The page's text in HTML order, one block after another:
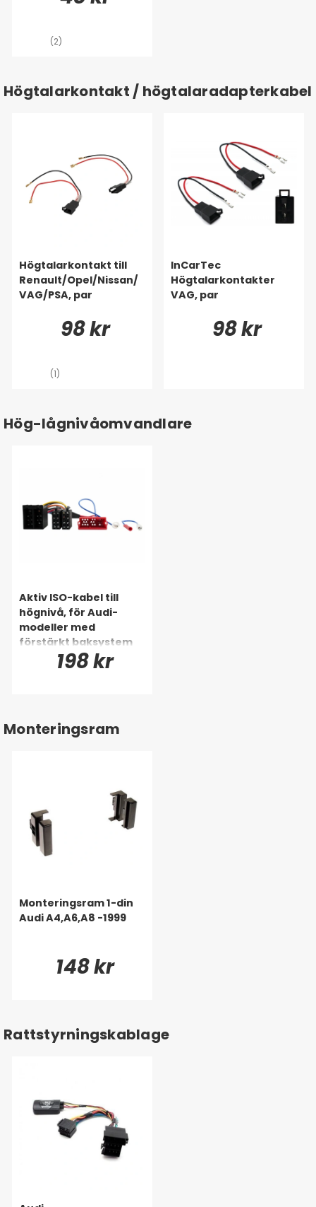
(2)
Högtalarkontakt / högtalaradapterkabel
Högtalarkontakt till
Renault/Opel/Nissan/
VAG/PSA, par
98 kr
(1)
InCarTec
Högtalarkontakter
VAG, par
98 kr
Hög-lågnivåomvandlare
Aktiv ISO-kabel till
högnivå, för Audi-
modeller med
förstärkt baksystem
198 kr
Monteringsram
Monteringsram 1-din
Audi A4,A6,A8 -1999
148 kr
Rattstyrningskablage